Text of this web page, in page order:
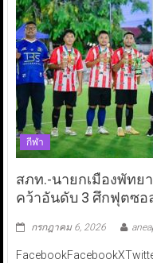
กีฬา
สภท.-นายกเมืองพัทย
คว้าอันดับ 3 ศึกฟุตซอ
กรกฎาคม 6, 2026